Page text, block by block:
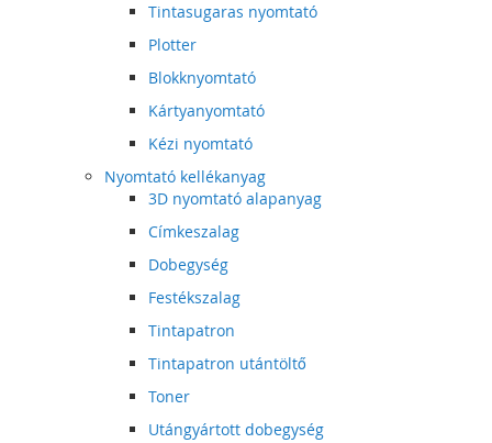
Tintasugaras nyomtató
Plotter
Blokknyomtató
Kártyanyomtató
Kézi nyomtató
Nyomtató kellékanyag
3D nyomtató alapanyag
Címkeszalag
Dobegység
Festékszalag
Tintapatron
Tintapatron utántöltő
Toner
Utángyártott dobegység